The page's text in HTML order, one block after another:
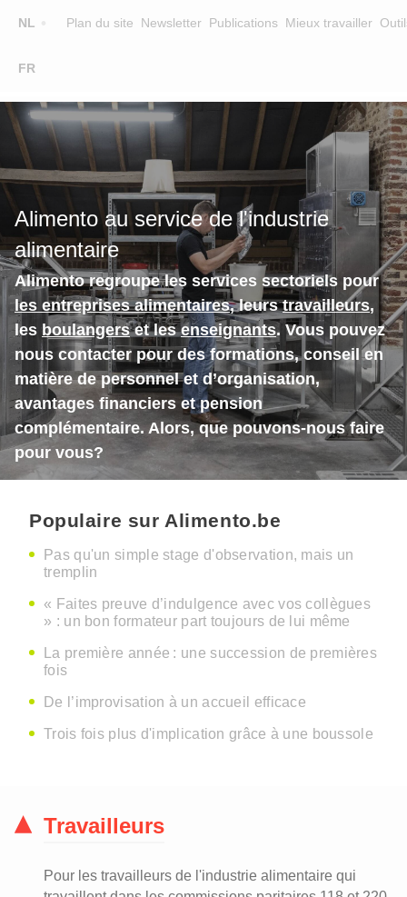
NL
FR
Plan du site Newsletter Publications Mieux travailler
Main
navigation
FORMATION
FORMATEURS
SUR ALIMENTO
EQUIPE
CONTACT
CHERCHER UNE FORMATION
Alimento au service de l'industrie
alimentaire
Alimento regroupe les services sectoriels pour
les entreprises alimentaires, leurstravailleurs,
lesboulangerset lesenseignants. Vous pouvez
nous contacter pour des formations, conseil en
matière de personnel et d’organisation,
avantages financiers et pension
complémentaire. Alors, que pouvons-nous faire
pour vous?
Populaire sur Alimento.be
Pas qu'un simple stage d'observation, mais un
tremplin
« Faites preuve d’indulgence avec vos collègues
» : un bon formateur part toujours de lui même
La première année : une succession de premières
fois
De l’improvisation à un accueil efficace
Trois fois plus d'implication grâce à une boussole
Travailleurs
Pour les travailleurs de l'industrie alimentaire qui